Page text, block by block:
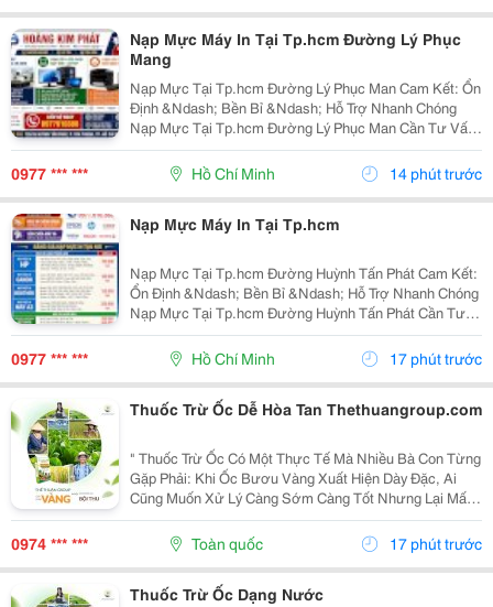
Nạp Mực Máy In Tại Tp.hcm Đường Lý Phục
Mang
Nạp Mực Tại Tp.hcm Đường Lý Phục Man Cam Kết: Ổn
Định &Ndash; Bền Bỉ &Ndash; Hỗ Trợ Nhanh Chóng
Nạp Mực Tại Tp.hcm Đường Lý Phục Man Cần Tư Vấn
&Amp; Báo Giá Liên Hệ Ngay: Nạp Mực Tại Tp.hcm
Đường Lý Phục Man 0977 610 388 &Ndash; Mr. Duy
Nạp Mực Tại...
0977 *** *** Hồ Chí Minh 14 phút trước
Nạp Mực Máy In Tại Tp.hcm
Nạp Mực Tại Tp.hcm Đường Huỳnh Tấn Phát Cam Kết:
Ổn Định &Ndash; Bền Bỉ &Ndash; Hỗ Trợ Nhanh Chóng
Nạp Mực Tại Tp.hcm Đường Huỳnh Tấn Phát Cần Tư
Vấn &Amp; Báo Giá Liên Hệ Ngay: Nạp Mực Tại
Tp.hcm Đường Huỳnh Tấn Phát 0977 610 388 &Ndash;
Mr. Duy Nạp...
0977 *** *** Hồ Chí Minh 17 phút trước
Thuốc Trừ Ốc Dễ Hòa Tan Thethuangroup.com
" Thuốc Trừ Ốc Có Một Thực Tế Mà Nhiều Bà Con Từng
Gặp Phải: Khi Ốc Bươu Vàng Xuất Hiện Dày Đặc, Ai
Cũng Muốn Xử Lý Càng Sớm Càng Tốt Nhưng Lại Mất
Khá Nhiều Thời Gian Ở Khâu Chuẩn Bị Thuốc. Chỉ Một
Công Đoạn Nhỏ Bị Kéo Dài Cũng Có Thể Khiến Việc...
0974 *** *** Toàn quốc 17 phút trước
Thuốc Trừ Ốc Dạng Nước